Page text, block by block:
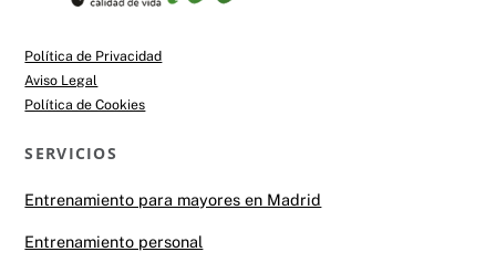
Política de Privacidad
Aviso Legal
Política de Cookies
SERVICIOS
Entrenamiento para mayores en Madrid
Entrenamiento personal